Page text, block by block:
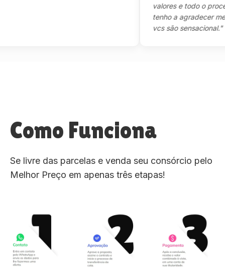
valores e todo o processo
tenho a agradecer
vcs são sensacional."
Como Funciona
Se livre das parcelas e venda seu consórcio pelo
Melhor Preço em apenas três etapas!